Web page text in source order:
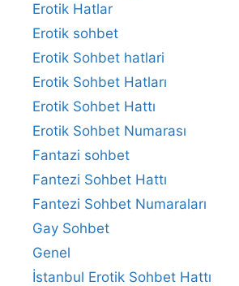
Erotik Hatlar
Erotik sohbet
Erotik Sohbet hatlari
Erotik Sohbet Hatları
Erotik Sohbet Hattı
Erotik Sohbet Numarası
Fantazi sohbet
Fantezi Sohbet Hattı
Fantezi Sohbet Numaraları
Gay Sohbet
Genel
İstanbul Erotik Sohbet Hattı